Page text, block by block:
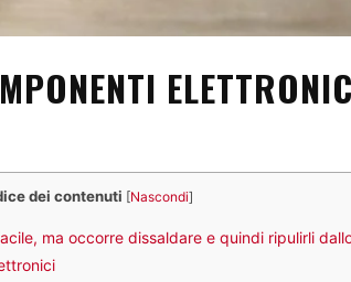
dei contenuti [Nascondi]
ma occorre dissaldare e quindi ripulirli